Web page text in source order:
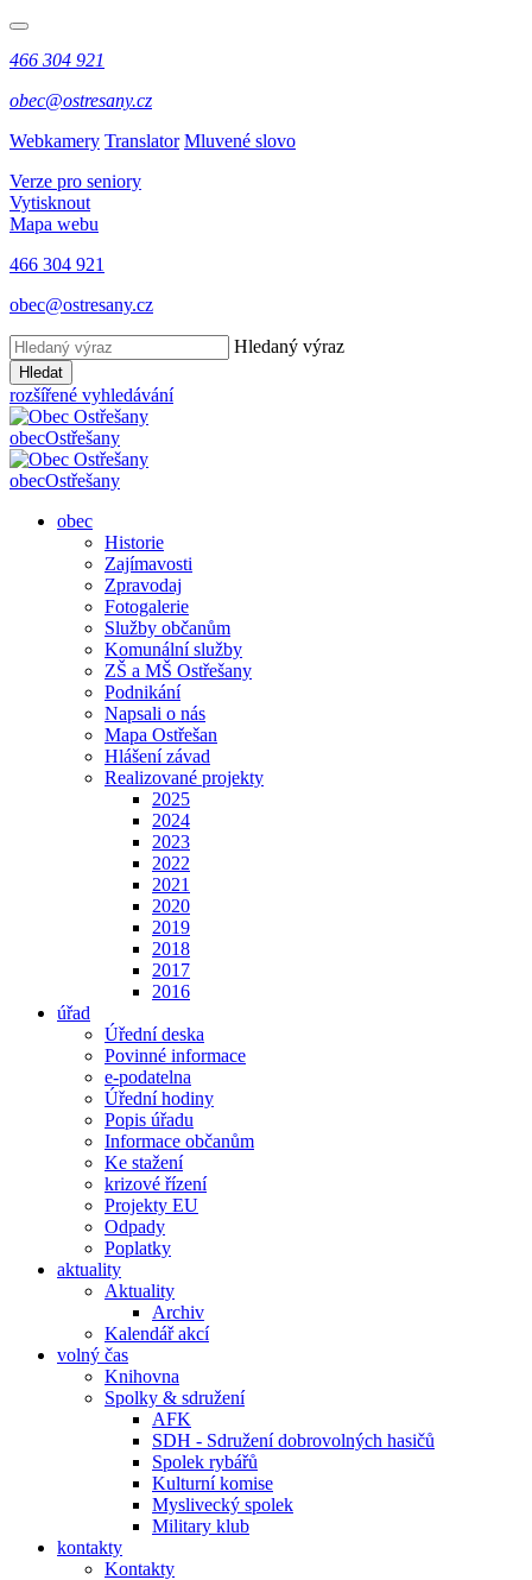
466 304 921
obec@ostresany.cz
Webkamery Translator Mluvené slovo
Verze pro seniory
Vytisknout
Mapa webu
466 304 921
obec@ostresany.cz
Hledaný výraz
Hledat
rozšířené vyhledávání
obecOstřešany
obecOstřešany
obec
Historie
Zajímavosti
Zpravodaj
Fotogalerie
Služby občanům
Komunální služby
ZŠ a MŠ Ostřešany
Podnikání
Napsali o nás
Mapa Ostřešan
Hlášení závad
Realizované projekty
2025
2024
2023
2022
2021
2020
2019
2018
2017
2016
úřad
Úřední deska
Povinné informace
e-podatelna
Úřední hodiny
Popis úřadu
Informace občanům
Ke stažení
krizové řízení
Projekty EU
Odpady
Poplatky
aktuality
Aktuality
Archiv
Kalendář akcí
volný čas
Knihovna
Spolky & sdružení
AFK
SDH - Sdružení dobrovolných hasičů
Spolek rybářů
Kulturní komise
Myslivecký spolek
Military klub
kontakty
Kontakty